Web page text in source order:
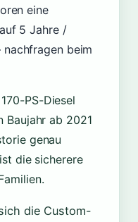
eine
5 Jahre /
beim
PS-Diesel
Baujahr ab 2021
genau
die sicherere
die Custom-